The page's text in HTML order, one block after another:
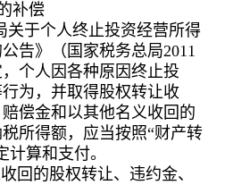
补偿
关于个人终止投资经营所得
告》（国家税务总局2011
个人因各种原因终止投
为，并取得股权转让收
偿金和以其他名义收回的
所得额，应当按照“财产转
算和支付。
回的股权转让、违约金、